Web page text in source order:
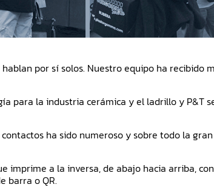
por sí solos. Nuestro equipo ha recibido
para la industria cerámica y el ladrillo y P&T
ha sido numeroso y sobre todo la
imprime a la inversa, de abajo hacia arriba,
barra o QR.